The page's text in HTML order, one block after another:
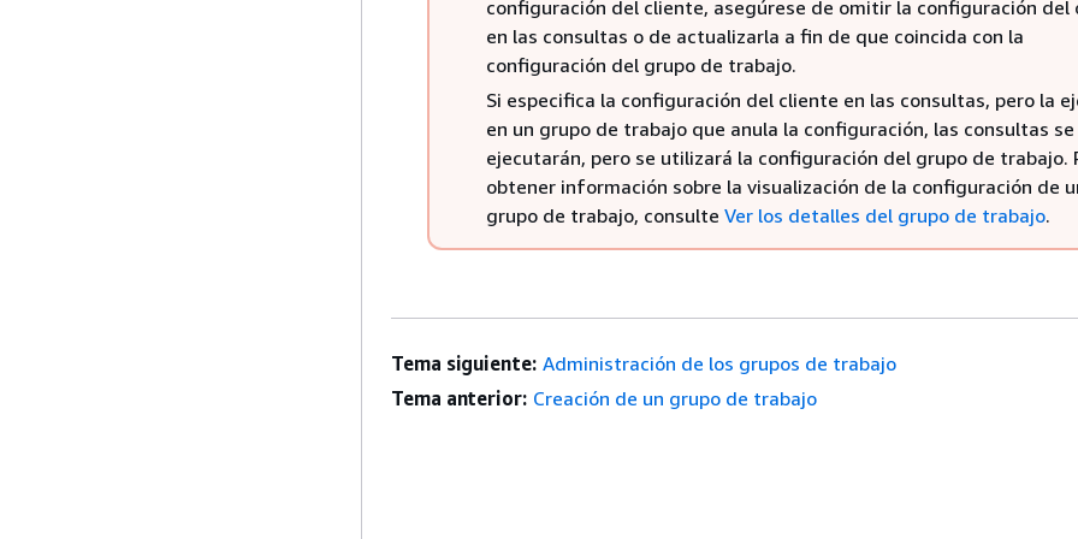
configuración del cliente, asegúrese de omitir la configuración del
en las consultas o de actualizarla a fin de que coincida con la
configuración del grupo de trabajo.
Si especifica la configuración del cliente en las consultas, pero la
en un grupo de trabajo que anula la configuración, las consultas se
ejecutarán, pero se utilizará la configuración del grupo de trabajo.
obtener información sobre la visualización de la configuración de
grupo de trabajo, consulte Ver los detalles del grupo de trabajo.
Tema siguiente: Administración de los grupos de trabajo
Tema anterior: Creación de un grupo de trabajo